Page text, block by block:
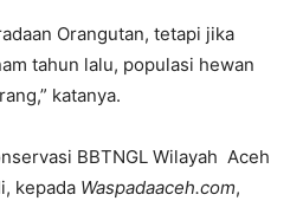
Orangutan, tetapi jika
tahun lalu, populasi hewan
katanya.
BBTNGL Wilayah Aceh
kepada Waspadaaceh.com,